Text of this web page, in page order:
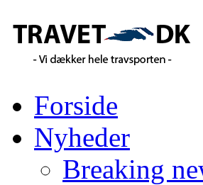
Forside
Nyheder
Breaking